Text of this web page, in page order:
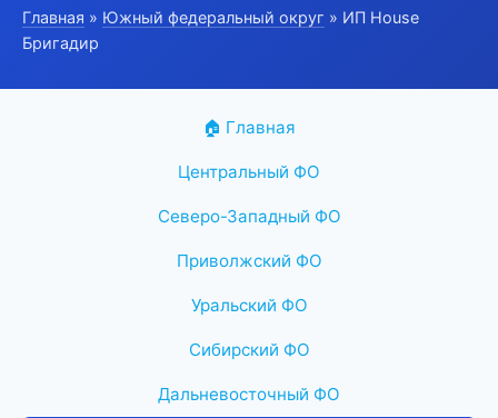
Главная » Южный федеральный округ » ИП House
Бригадир
🏠 Главная
Центральный ФО
Северо-Западный ФО
Приволжский ФО
Уральский ФО
Сибирский ФО
Дальневосточный ФО